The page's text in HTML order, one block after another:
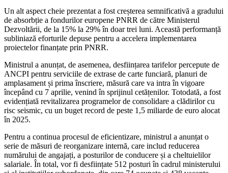
Un alt aspect cheie prezentat a fost creșterea semnificativă a gradului
de absorbție a fondurilor europene PNRR de către Ministerul
Dezvoltării, de la 15% la 29% în doar trei luni. Această performanță
subliniază eforturile depuse pentru a accelera implementarea
proiectelor finanțate prin PNRR.
Ministrul a anunțat, de asemenea, desființarea tarifelor percepute de
ANCPI pentru serviciile de extrase de carte funciară, planuri de
amplasament și prima înscriere, măsură care va intra în vigoare
începând cu 7 aprilie, venind în sprijinul cetățenilor. Totodată, a fost
evidențiată revitalizarea programelor de consolidare a clădirilor cu
risc seismic, cu un buget record de peste 1,5 miliarde de euro alocat
în 2025.
Pentru a continua procesul de eficientizare, ministrul a anunțat o
serie de măsuri de reorganizare internă, care includ reducerea
numărului de angajați, a posturilor de conducere și a cheltuielilor
salariale. În total, vor fi desființate 512 posturi în cadrul ministerului